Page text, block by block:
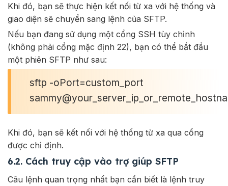
Khi đó, bạn sẽ thực hiện kết nối từ xa với hệ thống và
giao diện sẽ chuyển sang lệnh của SFTP.
Nếu bạn đang sử dụng một cổng SSH tùy chỉnh
(không phải cổng mặc định 22), bạn có thể bắt đầu
một phiên SFTP như sau:
sftp -oPort=custom_port
Khi đó, bạn sẽ kết nối với hệ thống từ xa qua cổng
được chỉ định.
6.2. Cách truy cập vào trợ giúp SFTP
Câu lệnh quan trọng nhất bạn cần biết là lệnh truy